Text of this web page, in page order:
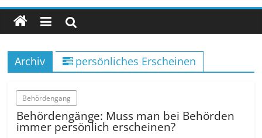
Rechtsfragen
online
verständlich
erklärt
Archiv persönliches Erscheinen
Behörden­gang
Behördeng­änge: Muss man bei Behörden
immer persönlich erscheinen?